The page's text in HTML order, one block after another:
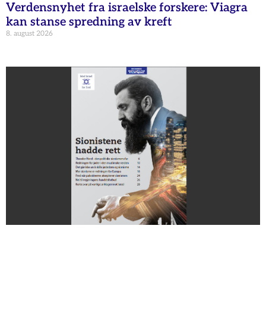
Verdensnyhet fra israelske forskere: Viagra
kan stanse spredning av kreft
8. august 2026